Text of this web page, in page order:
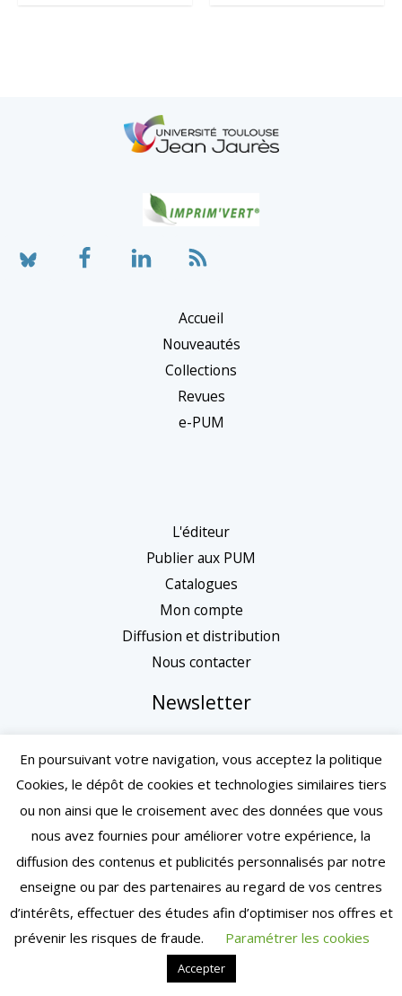
Accueil
Nouveautés
Collections
Revues
e-PUM
L'éditeur
Publier aux PUM
Catalogues
Mon compte
Diffusion et distribution
Nous contacter
Newsletter
Mentions légales
| Conditions générales de vente
| Copyright © 2024 – Toulouse | Tous droits réservés
En poursuivant votre navigation, vous acceptez la politique
Cookies, le dépôt de cookies et technologies similaires tiers
ou non ainsi que le croisement avec des données que vous
nous avez fournies pour améliorer votre expérience, la
diffusion des contenus et publicités personnalisés par notre
enseigne ou par des partenaires au regard de vos centres
d’intérêts, effectuer des études afin d’optimiser nos offres et
prévenir les risques de fraude.
Paramétrer les cookies
Accepter